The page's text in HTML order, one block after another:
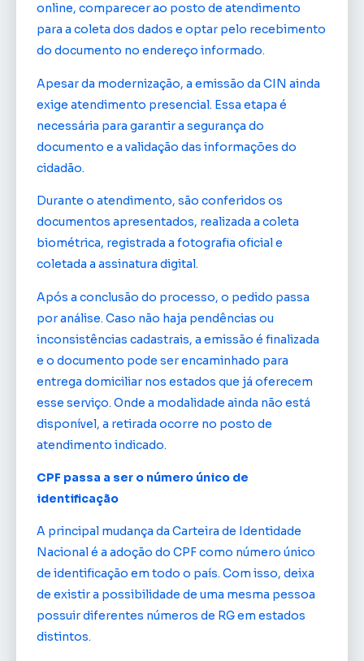
online, comparecer ao posto de atendimento
para a coleta dos dados e optar pelo recebimento
do documento no endereço informado.
Apesar da modernização, a emissão da CIN ainda
exige atendimento presencial. Essa etapa é
necessária para garantir a segurança do
documento e a validação das informações do
cidadão.
Durante o atendimento, são conferidos os
documentos apresentados, realizada a coleta
biométrica, registrada a fotografia oficial e
coletada a assinatura digital.
Após a conclusão do processo, o pedido passa
por análise. Caso não haja pendências ou
inconsistências cadastrais, a emissão é finalizada
e o documento pode ser encaminhado para
entrega domiciliar nos estados que já oferecem
esse serviço. Onde a modalidade ainda não está
disponível, a retirada ocorre no posto de
atendimento indicado.
CPF passa a ser o número único de
identificação
A principal mudança da Carteira de Identidade
Nacional é a adoção do CPF como número único
de identificação em todo o país. Com isso, deixa
de existir a possibilidade de uma mesma pessoa
possuir diferentes números de RG em estados
distintos.